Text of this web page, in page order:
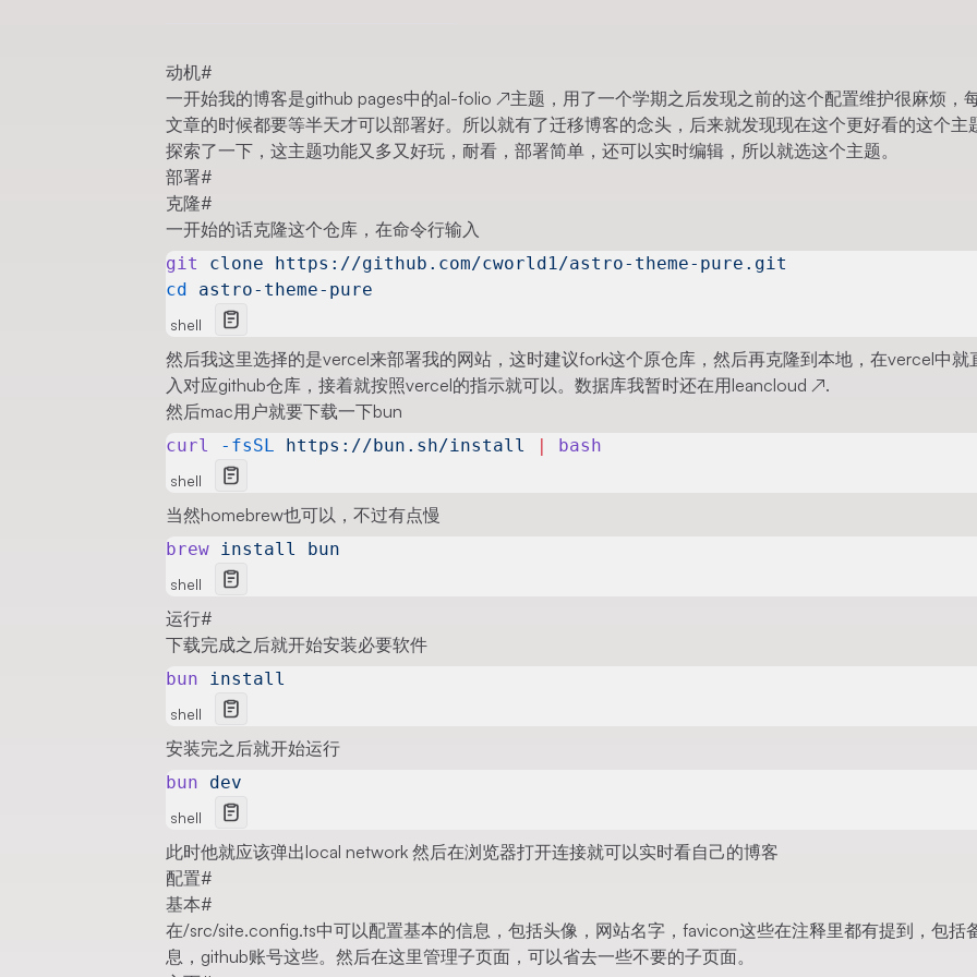
动机#
一开始我的博客是github pages中的al-folio ↗主题，用了一个学期之后发现之前的这个配置维护很麻烦，
文章的时候都要等半天才可以部署好。所以就有了迁移博客的念头，后来就发现现在这个更好看的这个主
探索了一下，这主题功能又多又好玩，耐看，部署简单，还可以实时编辑，所以就选这个主题。
部署#
克隆#
一开始的话克隆这个仓库，在命令行输入
git clone https://github.com/cworld1/astro-theme-pure.git
cd astro-theme-pure
shell
然后我这里选择的是vercel来部署我的网站，这时建议fork这个原仓库，然后再克隆到本地，在vercel中就
入对应github仓库，接着就按照vercel的指示就可以。数据库我暂时还在用leancloud ↗.
然后mac用户就要下载一下bun
curl -fsSL https://bun.sh/install | bash
shell
当然homebrew也可以，不过有点慢
brew install bun
shell
运行#
下载完成之后就开始安装必要软件
bun install
shell
安装完之后就开始运行
bun dev
shell
此时他就应该弹出local network 然后在浏览器打开连接就可以实时看自己的博客
配置#
基本#
在/src/site.config.ts中可以配置基本的信息，包括头像，网站名字，favicon这些在注释里都有提到，包括
息，github账号这些。然后在这里管理子页面，可以省去一些不要的子页面。